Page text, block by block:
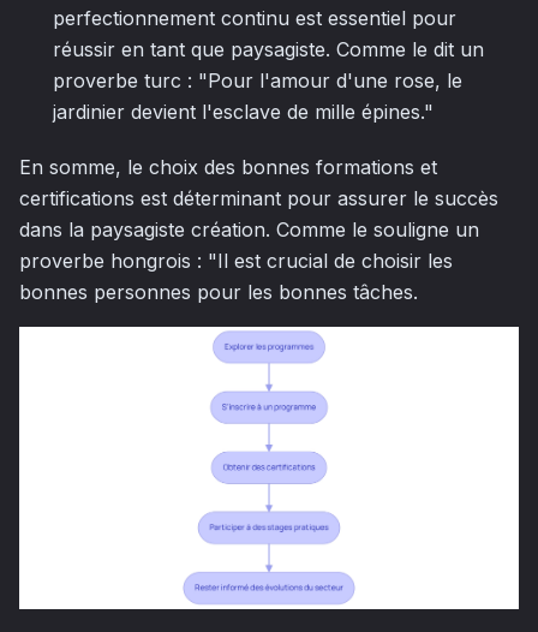
perfectionnement continu est essentiel pour
réussir en tant que paysagiste. Comme le dit un
proverbe turc : "Pour l'amour d'une rose, le
jardinier devient l'esclave de mille épines."
En somme, le choix des bonnes formations et
certifications est déterminant pour assurer le succès
dans la paysagiste création. Comme le souligne un
proverbe hongrois : "Il est crucial de choisir les
bonnes personnes pour les bonnes tâches.